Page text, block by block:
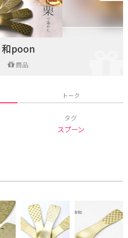
和poon
商品
トーク
タグ
スプーン